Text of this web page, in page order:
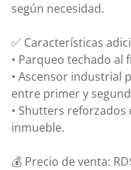
según necesidad.
✅ Características
• Parqueo techado al
• Ascensor industrial
entre primer y
• Shutters
inmueble.
💰 Precio de venta: